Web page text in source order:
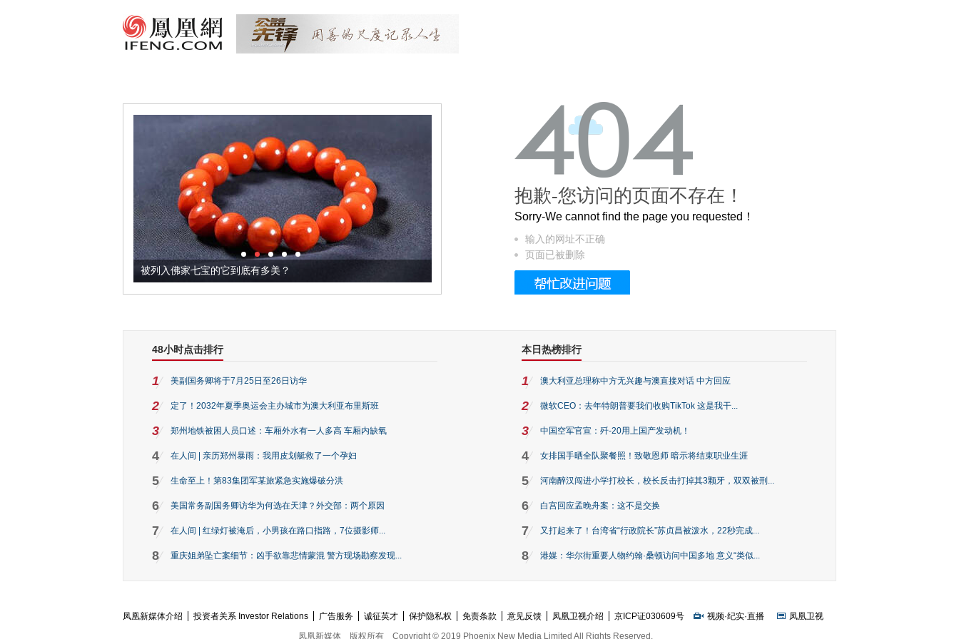
被列入佛家七宝的它到底有多美？ 这个3.2米的长卷，还原了600岁的紫禁城
抱歉-您访问的页面不存在！
Sorry-We cannot find the page you requested！
输入的网址不正确
页面已被删除
48小时点击排行
1 美副国务卿将于7月25日至26日访华
2 定了！2032年夏季奥运会主办城市为澳大利亚布里斯班
3 郑州地铁被困人员口述：车厢外水有一人多高 车厢内缺氧
4 在人间 | 亲历郑州暴雨：我用皮划艇救了一个孕妇
5 生命至上！第83集团军某旅紧急实施爆破分洪
6 美国常务副国务卿访华为何选在天津？外交部：两个原因
7 在人间 | 红绿灯被淹后，小男孩在路口指路，7位摄影师...
8 重庆姐弟坠亡案细节：凶手欲靠悲情蒙混 警方现场勘察发现...
本日热榜排行
1 澳大利亚总理称中方无兴趣与澳直接对话 中方回应
2 微软CEO：去年特朗普要我们收购TikTok 这是我干...
3 中国空军官宣：歼-20用上国产发动机！
4 女排国手晒全队聚餐照！致敬恩师 暗示将结束职业生涯
5 河南醉汉闯进小学打校长，校长反击打掉其3颗牙，双双被刑...
6 白宫回应孟晚舟案：这不是交换
7 又打起来了！台湾省“行政院长”苏贞昌被泼水，22秒完成...
8 港媒：华尔街重要人物约翰·桑顿访问中国多地 意义“类似...
凤凰新媒体介绍 投资者关系 Investor Relations 广告服务 诚征英才 保护隐私权 免责条款 意见反馈 凤凰卫视介绍 京ICP证030609号 视频·纪实·直播
凤凰卫视
凤凰新媒体
版权所有 Copyright © 2019 Phoenix New Media Limited All Rights Reserved.